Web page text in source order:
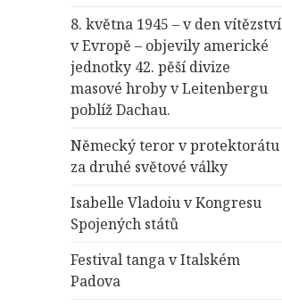
8. května 1945 – v den vítězství
v Evropě – objevily americké
jednotky 42. pěší divize
masové hroby v Leitenbergu
poblíž Dachau.
Německý teror v protektorátu
za druhé světové války
Isabelle Vladoiu v Kongresu
Spojených států
Festival tanga v Italském
Padova